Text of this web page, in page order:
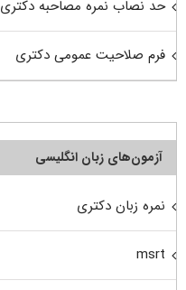
حد نصاب نمره مصاحبه دکتری
فرم صلاحیت عمومی دکتری
آزمون‌های زبان انگلیسی
نمره زبان دکتری
msrt